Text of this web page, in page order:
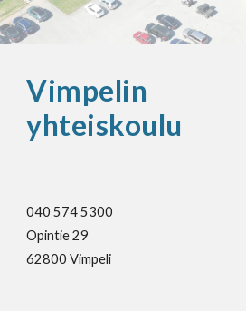
Vimpelin
yhteiskoulu
040 574 5300
Opintie 29
62800 Vimpeli